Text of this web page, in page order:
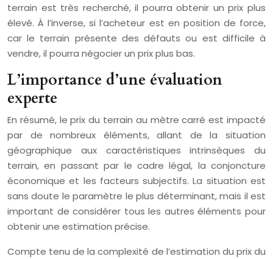
terrain est très recherché, il pourra obtenir un prix plus
élevé. À l’inverse, si l’acheteur est en position de force,
car le terrain présente des défauts ou est difficile à
vendre, il pourra négocier un prix plus bas.
L’importance d’une évaluation
experte
En résumé, le prix du terrain au mètre carré est impacté
par de nombreux éléments, allant de la situation
géographique aux caractéristiques intrinsèques du
terrain, en passant par le cadre légal, la conjoncture
économique et les facteurs subjectifs. La situation est
sans doute le paramètre le plus déterminant, mais il est
important de considérer tous les autres éléments pour
obtenir une estimation précise.
Compte tenu de la complexité de l’estimation du prix du